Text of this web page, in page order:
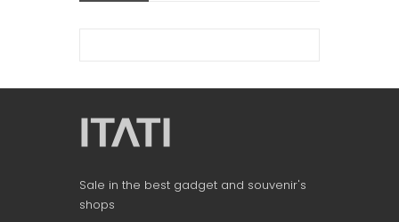
Sale in the best gadget and souvenir's
shops